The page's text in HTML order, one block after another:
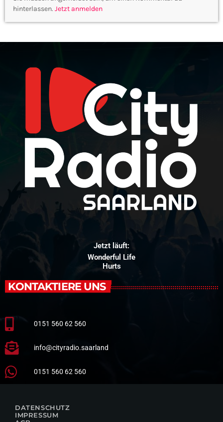
hinterlassen. Jetzt anmelden
Jetzt läuft:
Wonderful Life
Hurts
KONTAKTIERE UNS
0151 560 62 560
info@cityradio.saarland
0151 560 62 560
DATENSCHUTZ
IMPRESSUM